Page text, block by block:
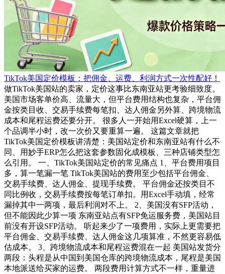
TikTok美国定价模板：把佣金、运费、利润方式一次性配好！
做TikTok美国站的卖家，定价这事比东南亚站更考验细致度。
美国市场客单价高、流量大，但平台费用结构也复杂，平台佣
金按类目收、交易手续费每笔扣、达人佣金另外算、跨境物流
成本和尾程运费还要分开。 很多人一开始用Excel硬算，上一
个品调半小时，改一次价又要重算一遍。 这篇文章就把
TikTok美国定价模板讲清楚：美国站定价和东南亚站有什么不
同、用妙手ERP怎么把这套参数固化成模板、三种店铺类型怎
么引用。 一、TikTok美国站定价的常见痛点 1、平台费用项目
多，算一笔漏一笔 TikTok美国站的费用至少包括平台佣金、
交易手续费、达人佣金、提现手续费。 平台佣金还按类目不
同比例收，交易手续费按每笔订单扣。用Excel手动填，经常
漏掉其中一两项，最后利润对不上。 2、美国没有SFP活动，
但不能因此少算一项 东南亚站点有SFP免运服务费，美国站目
前没有开设SFP活动。 听起来少了一项费用，实际上更需要把
平台佣金、交易手续费、达人佣金这几项算准，不然更容易低
估成本。 3、跨境物流成本和尾程运费混在一起 美国站发货分
两段：头程是从中国到美国仓库的跨境物流成本，尾程是美国
本地派送给买家的运费。 两段费用计算方式不一样，重量进